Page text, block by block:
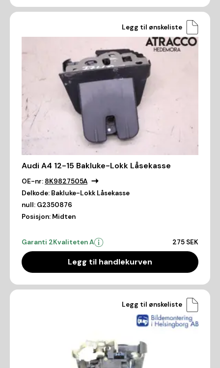
Legg til ønskeliste
Audi A4 12-15 Bakluke-Lokk Låsekasse
OE-nr: 8K9827505A
Delkode: Bakluke-Lokk Låsekasse
null: G2350876
Posisjon: Midten
Garanti 2Kvaliteten A 275 SEK
Legg til handlekurven
Legg til ønskeliste